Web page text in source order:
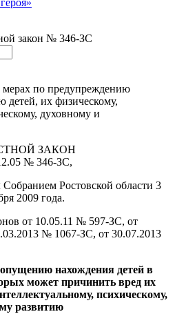
закон № 346-ЗС
по предупреждению
детей, их физическому,
духовному и
ЗАКОН
№ 346-ЗС,
Ростовской области 3
2009 года.
от 10.05.11 № 597-ЗС, от
№ 1067-ЗС, от 30.07.2013
нахождения детей в
может причинить вред их
психическому,
развитию